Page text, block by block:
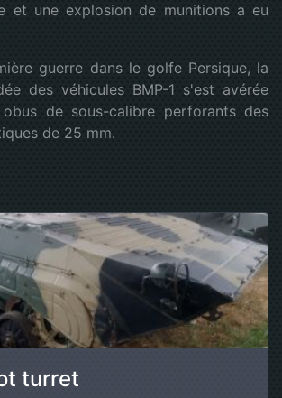
et une explosion de munitions a eu
guerre dans le golfe Persique, la
des véhicules BMP-1 s'est avérée
de sous-calibre perforants des
de 25 mm.
turret